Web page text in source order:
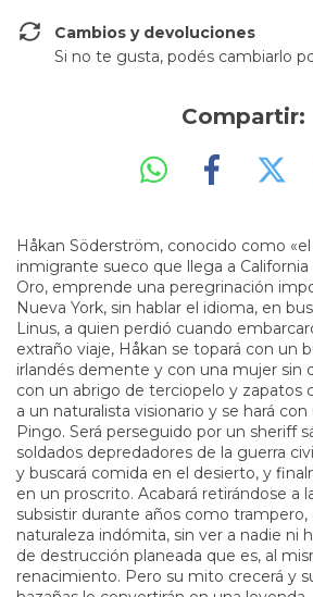
Cambios y devoluciones
Si no te gusta, podés cambiarlo
Compartir:
Håkan Söderström, conocido como
inmigrante sueco que llega a
Oro, emprende una peregrinación
Nueva York, sin hablar el idioma, en
Linus, a quien perdió cuando
extraño viaje, Håkan se topará con un
irlandés demente y con una mujer sin
con un abrigo de terciopelo y zapatos
a un naturalista visionario y se hará
Pingo. Será perseguido por un sheriff
soldados depredadores de la guerra
y buscará comida en el desierto, y
en un proscrito. Acabará retirándose a
subsistir durante años como
naturaleza indómita, sin ver a nadie ni
de destrucción planeada que es, al
renacimiento. Pero su mito crecerá y